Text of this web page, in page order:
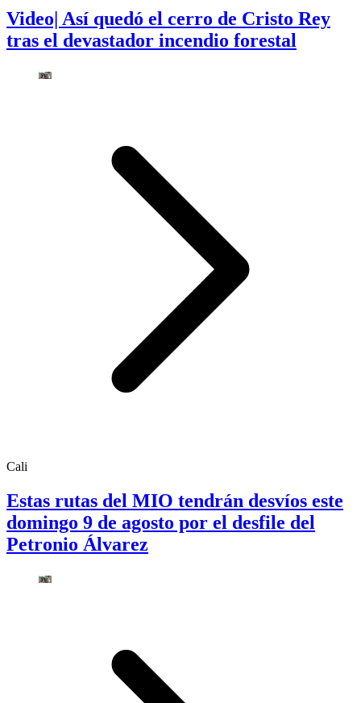
Video| Así quedó el cerro de Cristo Rey
tras el devastador incendio forestal
Cali
Estas rutas del MIO tendrán desvíos este
domingo 9 de agosto por el desfile del
Petronio Álvarez